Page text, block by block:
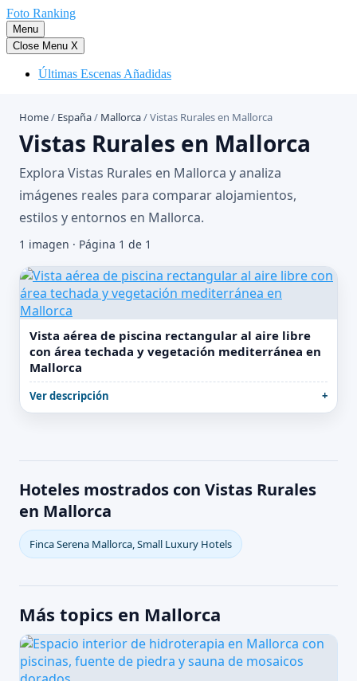
Saltar
al
contenido
Foto Ranking
Menu
Close Menu X
Últimas Escenas Añadidas
Home/ España/ Mallorca/Vistas Rurales en Mallorca
Vistas Rurales en Mallorca
Explora Vistas Rurales en Mallorca y analiza
imágenes reales para comparar alojamientos,
estilos y entornos en Mallorca.
1 imagen · Página 1 de 1
Vista aérea de piscina rectangular al aire libre
con área techada y vegetación mediterránea en
Mallorca
Ver descripción
Hoteles mostrados con Vistas Rurales
en Mallorca
Finca Serena Mallorca, Small Luxury Hotels
Más topics en Mallorca